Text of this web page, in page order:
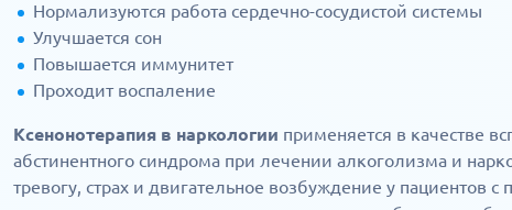
Нормализуются работа сердечно-сосудистой системы
Улучшается сон
Повышается иммунитет
Проходит воспаление
Ксенонотерапия в наркологии применяется в качестве
абстинентного синдрома при лечении алкоголизма и
тревогу, страх и двигательное возбуждение у пациентов